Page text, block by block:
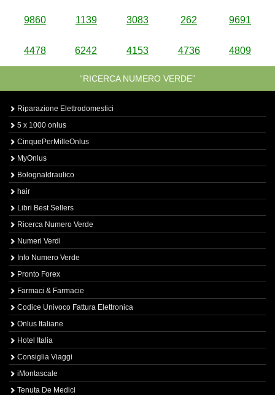
9860 1139 3083 262 9691
4478 6242 4153 4736 4809
“RICERCA NUMERO VERDE”
Riparazione Elettrodomestici
5 x 1000 onlus
CinquePerMilleOnlus
MyOnlus
BolognaIdraulico
hair
Libri Best Sellers
Ricerca Numero Verde
Numeri Verdi
Info Numero Verde
Pronto Forex
Farmaci & Farmacie
Codice Univoco Fattura Elettronica
Onlus Italiane
Hotel Italia
Consiglia Viaggi
iMontascale
Tenuta De Medici